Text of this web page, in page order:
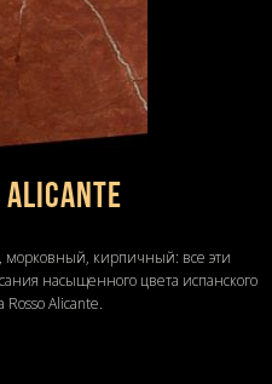
Alicante
кирпичный: все эти
насыщенного цвета испанского
Alicante.